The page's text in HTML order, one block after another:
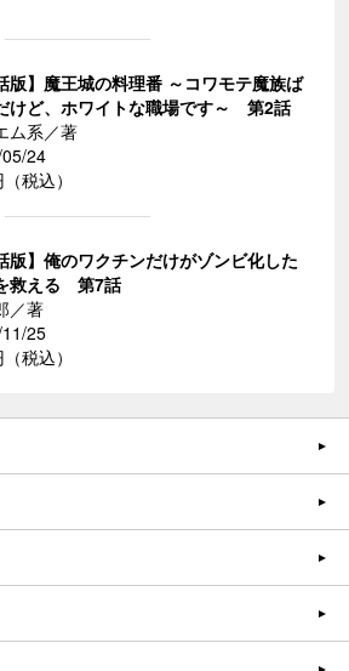
版】魔王城の料理番 ～コワモテ魔族ば
けど、ホワイトな職場です～ 第2話
ム系／著
24
税込）
版】俺のワクチンだけがゾンビ化した
救える 第7話
／著
25
税込）